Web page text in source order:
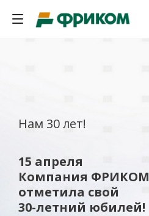
Нам 30 лет!
15 апреля
Компания ФРИКОМ
отметила свой
30-летний юбилей!